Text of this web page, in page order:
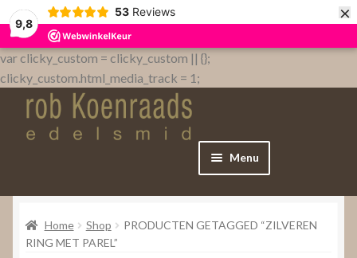
9,8
53 Reviews ×
var clicky_custom = clicky_custom || {};
clicky_custom.html_media_track = 1;
Menu
Home
WebShop
Home Shop
PRODUCTEN GETAGGED “ZILVEREN
RING MET PAREL”